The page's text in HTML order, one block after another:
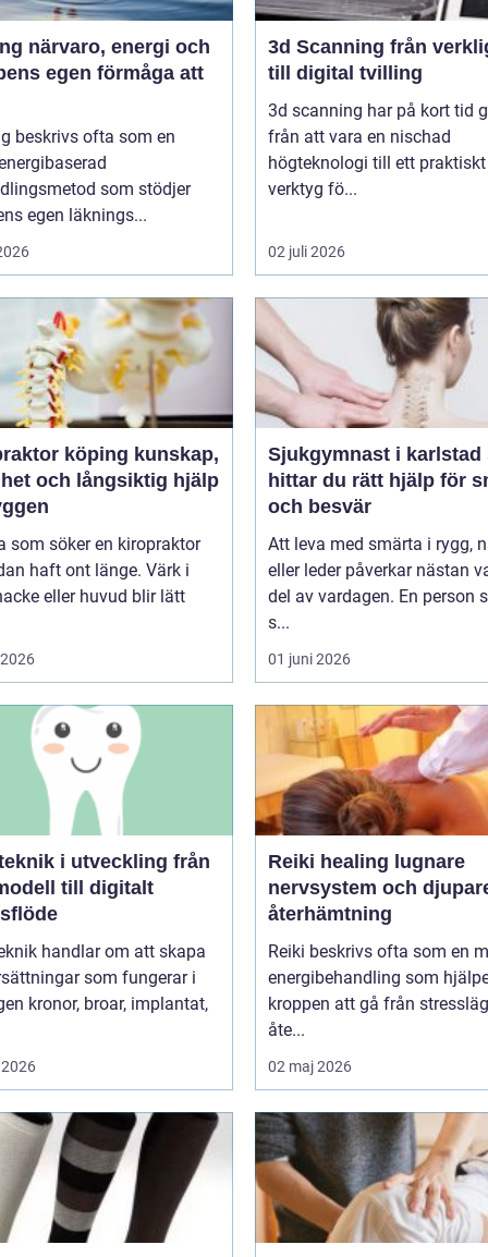
och
egen förmåga att
beskrivs ofta som en
som stödjer
egen läknings...
3d Scanning från verklighet
till digital tvilling
3d scanning har på kort tid
från att vara en nischad
högteknologi till ett praktiskt
verktyg fö...
02 juli 2026
köping kunskap,
och långsiktig hjälp
som söker en kiropraktor
haft ont länge. Värk i
eller huvud blir lätt
Sjukgymnast i karlstad så
hittar du rätt hjälp för
och besvär
Att leva med smärta i rygg,
eller leder påverkar nästan
del av vardagen. En person
s...
01 juni 2026
i utveckling från
till digitalt
handlar om att skapa
som fungerar i
Reiki healing lugnare
nervsystem och
återhämtning
Reiki beskrivs ofta som en
energibehandling som
kroppen att gå från
åte...
02 maj 2026